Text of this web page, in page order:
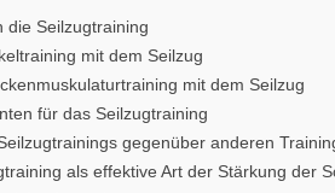
die Seilzugtraining
mit dem Seilzug
mit dem Seilzug
für das Seilzugtraining
gegenüber anderen
als effektive Art der Stärkung der